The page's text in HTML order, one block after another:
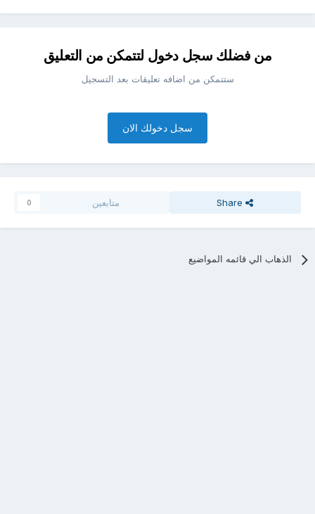
من فضلك سجل دخول لتتمكن من التعليق
ستتمكن من اضافه تعليقات بعد التسجيل
سجل دخولك الان
Share متابعين 0
الذهاب الي قائمه المواضيع